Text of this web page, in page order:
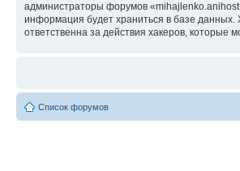
администраторы форумов
информация будет храниться в базе
ответственна за действия хакеров, которые
Список форумов